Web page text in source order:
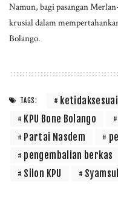
Namun, bagi pasangan
krusial dalam
Bolango.
TAGS:
KPU Bone Bolango
Partai Nasdem
pengembalian berkas
Silon KPU